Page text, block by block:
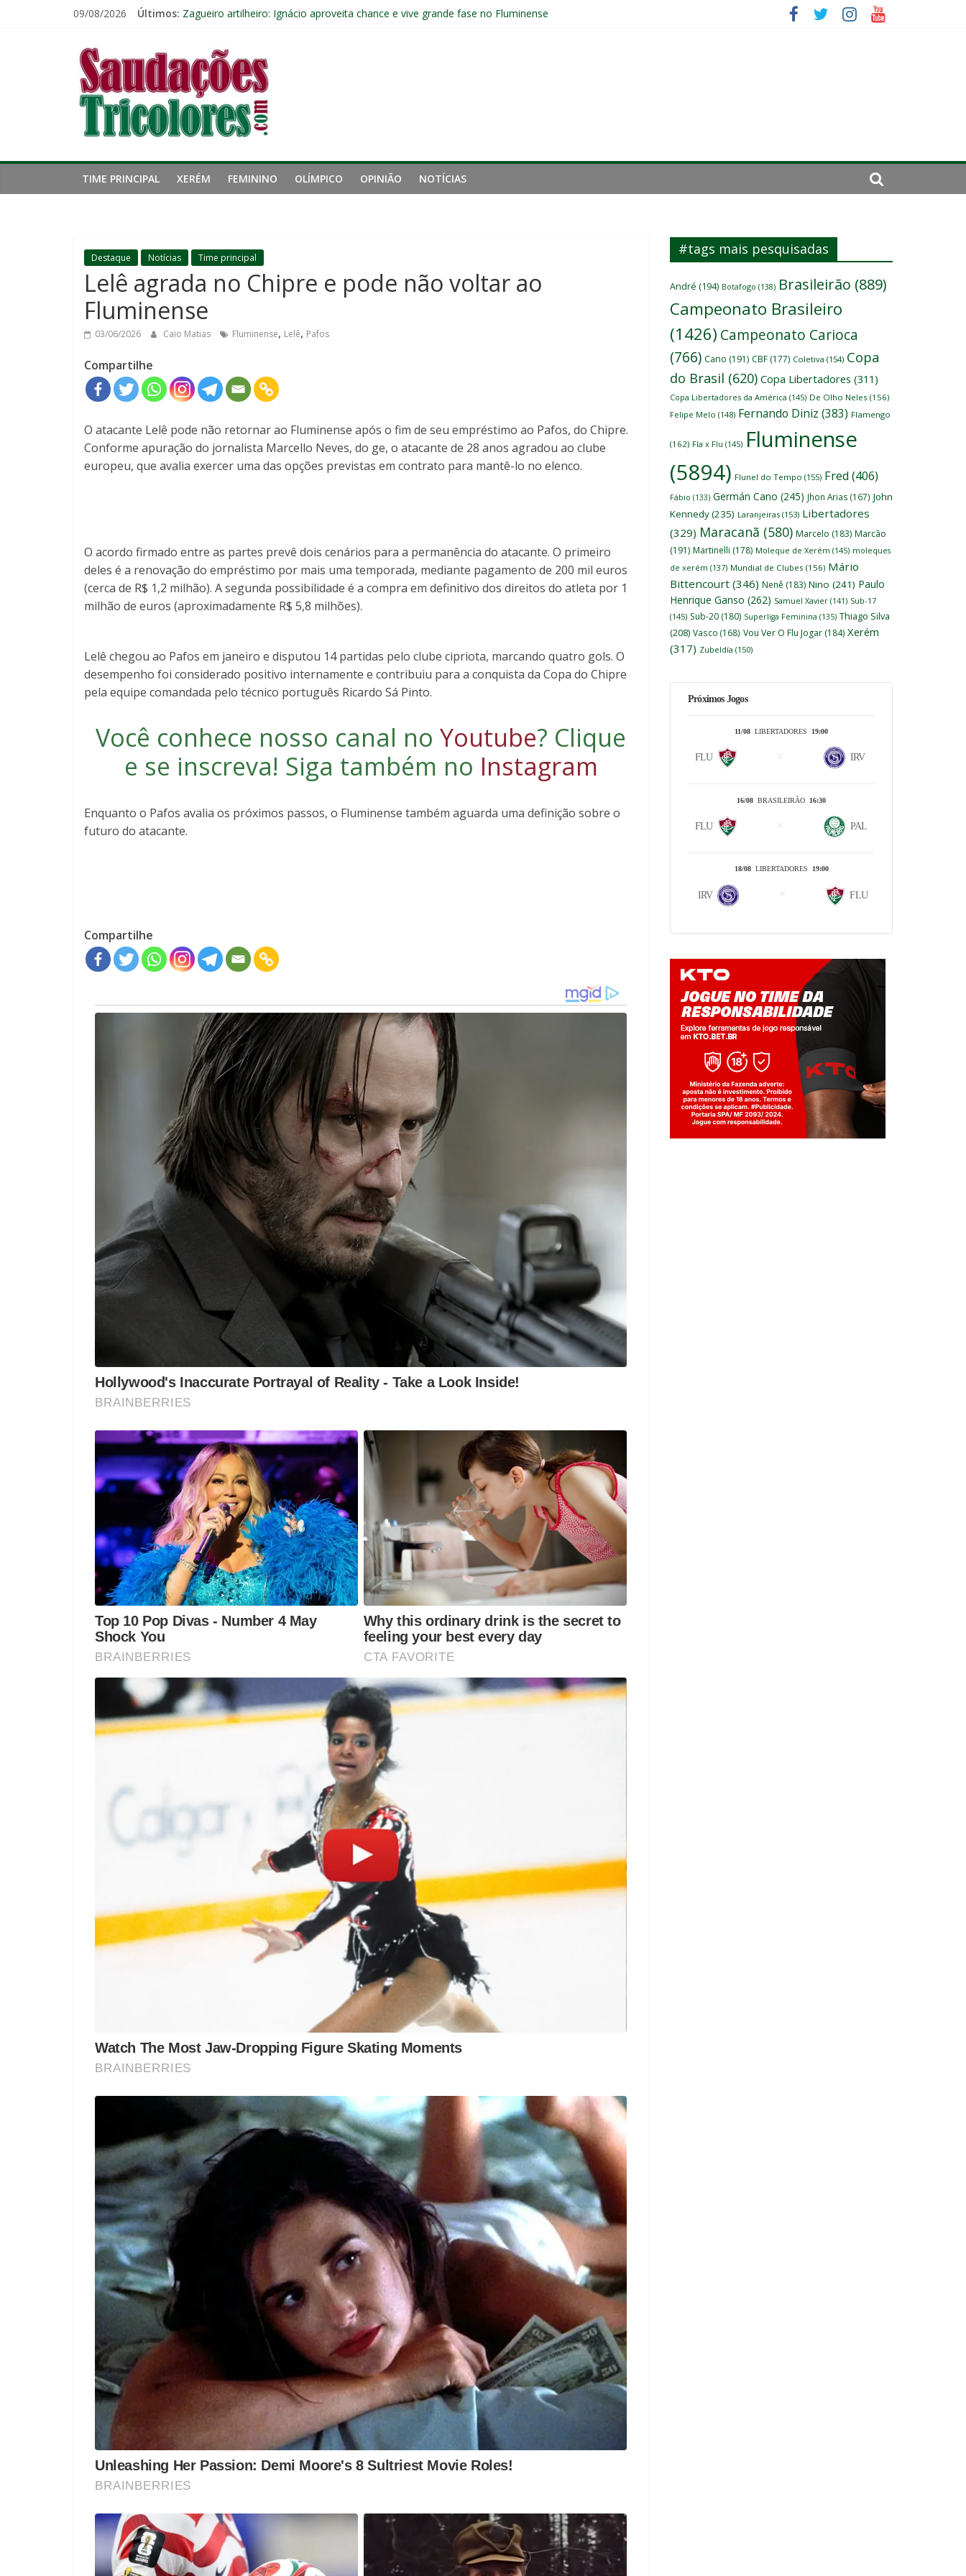
09/08/2026 Últimos: Zagueiro artilheiro: Ignácio aproveita chance e vive grande fase no Fluminense
Ignácio celebra mais um gol pelo Fluminense e pede virada de chave pós-eliminação: “Temos que virar a página”
Ganso atinge limite de jogos no Brasileirão e fica no Fluminense
Saudações
Tricolores
TIME PRINCIPAL XERÉM FEMININO OLÍMPICO OPINIÃO NOTÍCIAS
Destaque Notícias Time principal
Lelê agrada no Chipre e pode não voltar ao
Fluminense
03/06/2026 Caio Matias Fluminense, Lelê, Pafos
Compartilhe
O atacante Lelê pode não retornar ao Fluminense após o fim de seu empréstimo ao Pafos, do Chipre.
Conforme apuração do jornalista Marcello Neves, do ge, o atacante de 28 anos agradou ao clube
europeu, que avalia exercer uma das opções previstas em contrato para mantê-lo no elenco.
O acordo firmado entre as partes prevê dois cenários para a permanência do atacante. O primeiro
deles é a renovação do empréstimo por mais uma temporada, mediante pagamento de 200 mil euros
(cerca de R$ 1,2 milhão). A segunda possibilidade é a compra em definitivo dos direitos do atleta por 1
milhão de euros (aproximadamente R$ 5,8 milhões).
Lelê chegou ao Pafos em janeiro e disputou 14 partidas pelo clube cipriota, marcando quatro gols. O
desempenho foi considerado positivo internamente e contribuiu para a conquista da Copa do Chipre
pela equipe comandada pelo técnico português Ricardo Sá Pinto.
Você conhece nosso canal no Youtube? Clique
e se inscreva! Siga também no Instagram
Enquanto o Pafos avalia os próximos passos, o Fluminense também aguarda uma definição sobre o
futuro do atacante.
Compartilhe
#tags mais pesquisadas
André (194) Botafogo (138) Brasileirão (889)
Campeonato Brasileiro
(1426) Campeonato Carioca
(766) Cano (191) CBF (177) Coletiva (154) Copa
do Brasil (620) Copa Libertadores (311)
Copa Libertadores da América (145) De Olho Neles (156)
Felipe Melo (148) Fernando Diniz (383) Flamengo
(162) Fla x Flu (145) Fluminense
(5894) Flunel do Tempo (155) Fred (406)
Fábio (133) Germán Cano (245) Jhon Arias (167) John
Kennedy(235) Laranjeiras (153) Libertadores
(329) Maracanã (580) Marcelo (183) Marcão
(191) Martinelli (178) Moleque de Xerém (145) moleques
de xerém (137) Mundial de Clubes (156) Mário
Bittencourt (346) Nenê (183) Nino (241) Paulo
Henrique Ganso (262) Samuel Xavier (141) Sub-17
(145) Sub-20 (180) Superliga Feminina (135) Thiago Silva
(208) Vasco (168) Vou Ver O Flu Jogar (184) Xerém
(317) Zubeldía (150)
Próximos Jogos
11/08 LIBERTADORES 19:00
FLU IRV
16/08 BRASILEIRÃO 16:30
FLU PAL
18/08LIBERTADORES 19:00
IRV FLU
Jogue com responsabilidade. 18+